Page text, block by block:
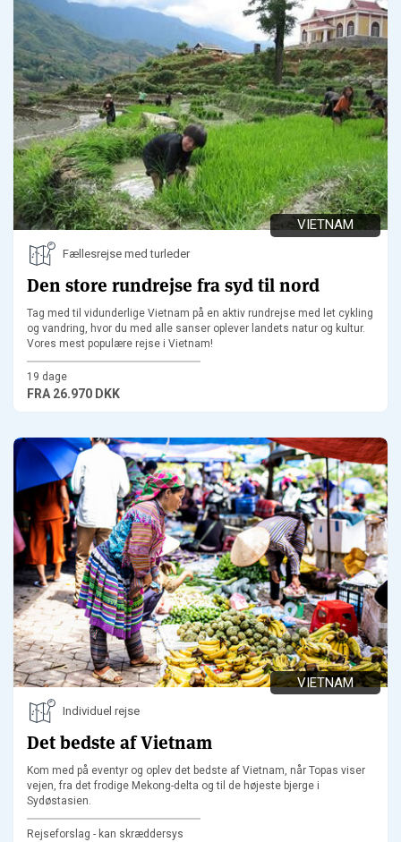
VIETNAM
Fællesrejse med turleder
Den store rundrejse fra syd til nord
Tag med til vidunderlige Vietnam på en aktiv rundrejse med let cykling
og vandring, hvor du med alle sanser oplever landets natur og kultur.
Vores mest populære rejse i Vietnam!
19 dage
FRA 26.970 DKK
VIETNAM
Individuel rejse
Det bedste af Vietnam
Kom med på eventyr og oplev det bedste af Vietnam, når Topas viser
vejen, fra det frodige Mekong-delta og til de højeste bjerge i
Sydøstasien.
Rejseforslag - kan skræddersys